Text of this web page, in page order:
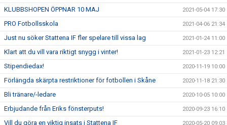
KLUBBSHOPEN ÖPPNAR 10 MAJ 2021-05-04 17:30
PRO Fotbollsskola 2021-04-06 21:34
Just nu söker Stattena IF fler spelare till vissa lag 2021-01-24 11:00
Klart att du vill vara riktigt snygg i vinter! 2021-01-23 12:21
Stipendiedax! 2020-11-19 10:00
Förlängda skärpta restriktioner för fotbollen i Skåne 2020-11-18 21:30
Bli tränare/-ledare 2020-10-05 10:00
Erbjudande från Eriks fönsterputs! 2020-09-23 16:10
Vill du göra en viktig insats i Stattena IF 2020-05-20 09:03